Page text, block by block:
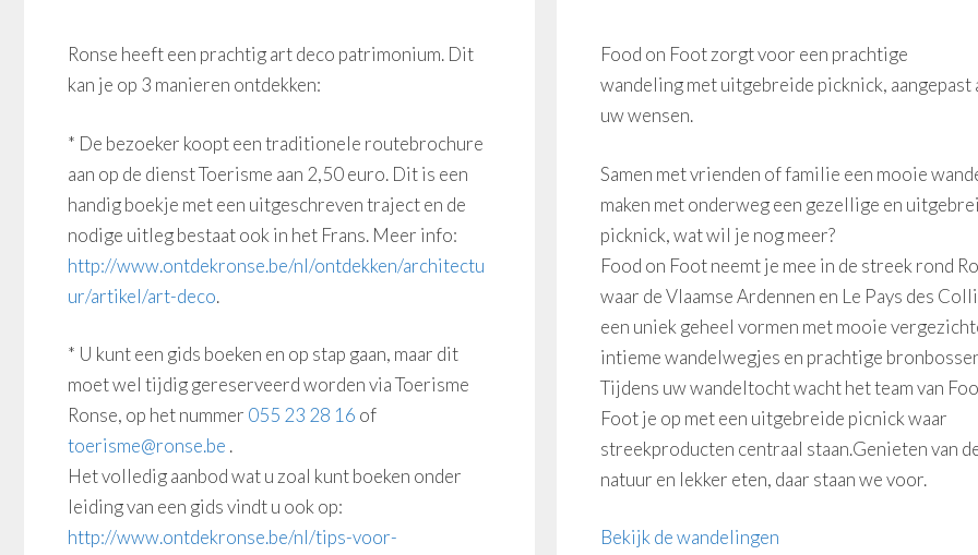
Ronse heeft een prachtig art deco patrimonium. Dit
kan je op 3 manieren ontdekken:
* De bezoeker koopt een traditionele routebrochure
aan op de dienst Toerisme aan 2,50 euro. Dit is een
handig boekje met een uitgeschreven traject en de
nodige uitleg bestaat ook in het Frans. Meer info:
http://www.ontdekronse.be/nl/ontdekken/architectu
ur/artikel/art-deco.
* U kunt een gids boeken en op stap gaan, maar dit
moet wel tijdig gereserveerd worden via Toerisme
Ronse, op het nummer 055 23 28 16 of
toerisme@ronse.be .
Het volledig aanbod wat u zoal kunt boeken onder
leiding van een gids vindt u ook op:
http://www.ontdekronse.be/nl/tips-voor-
Food on Foot zorgt voor een prachtige
wandeling met uitgebreide picknick, aangepast
uw wensen.
Samen met vrienden of familie een mooie
maken met onderweg een gezellige en
picknick, wat wil je nog meer?
Food on Foot neemt je mee in de streek rond
waar de Vlaamse Ardennen en Le Pays des
een uniek geheel vormen met mooie
intieme wandelwegjes en prachtige
Tijdens uw wandeltocht wacht het team van
Foot je op met een uitgebreide picnick waar
streekproducten centraal staan.Genieten van
natuur en lekker eten, daar staan we voor.
Bekijk de wandelingen